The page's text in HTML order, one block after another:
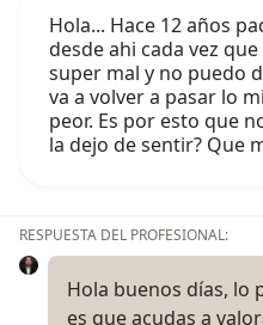
Hola... Hace 12 años
desde ahi cada vez
super mal y no puedo
va a volver a pasar lo
peor. Es por esto que
la dejo de sentir? Que
RESPUESTA DEL PROFESIONAL:
Hola buenos días, lo
es que acudas a